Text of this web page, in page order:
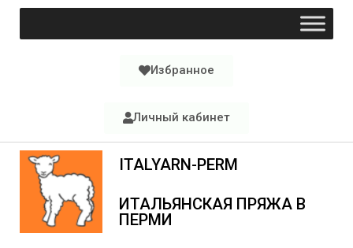
Избранное
Личный кабинет
ITALYARN-PERM
ИТАЛЬЯНСКАЯ ПРЯЖА В
ПЕРМИ